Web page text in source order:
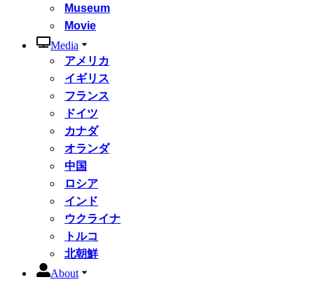
Museum
Movie
Media
アメリカ
イギリス
フランス
ドイツ
カナダ
オランダ
中国
ロシア
インド
ウクライナ
トルコ
北朝鮮
About